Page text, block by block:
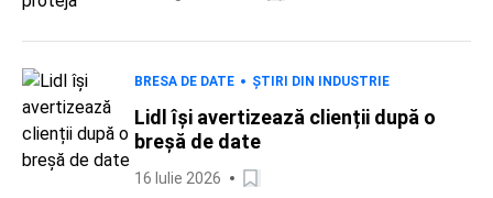
BRESA DE DATE ȘTIRI DIN INDUSTRIE
Lidl își avertizează clienții după o
breșă de date
16 Iulie 2026